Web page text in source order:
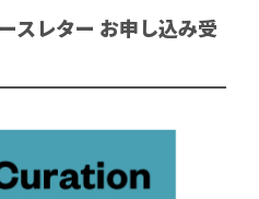
スレター お申し込み受